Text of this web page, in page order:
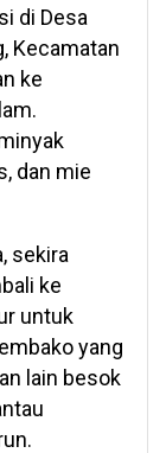
di Desa
Kecamatan
ke
dan mie
sekira
ke
untuk
yang
lain besok